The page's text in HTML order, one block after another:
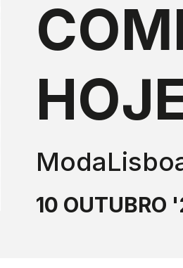
10 OUTUBRO